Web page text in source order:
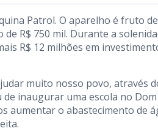
Patrol. O aparelho é fruto de
R$ 750 mil. Durante a
R$ 12 milhões em
muito nosso povo, através
inaugurar uma escola no Dom
aumentar o abastecimento de